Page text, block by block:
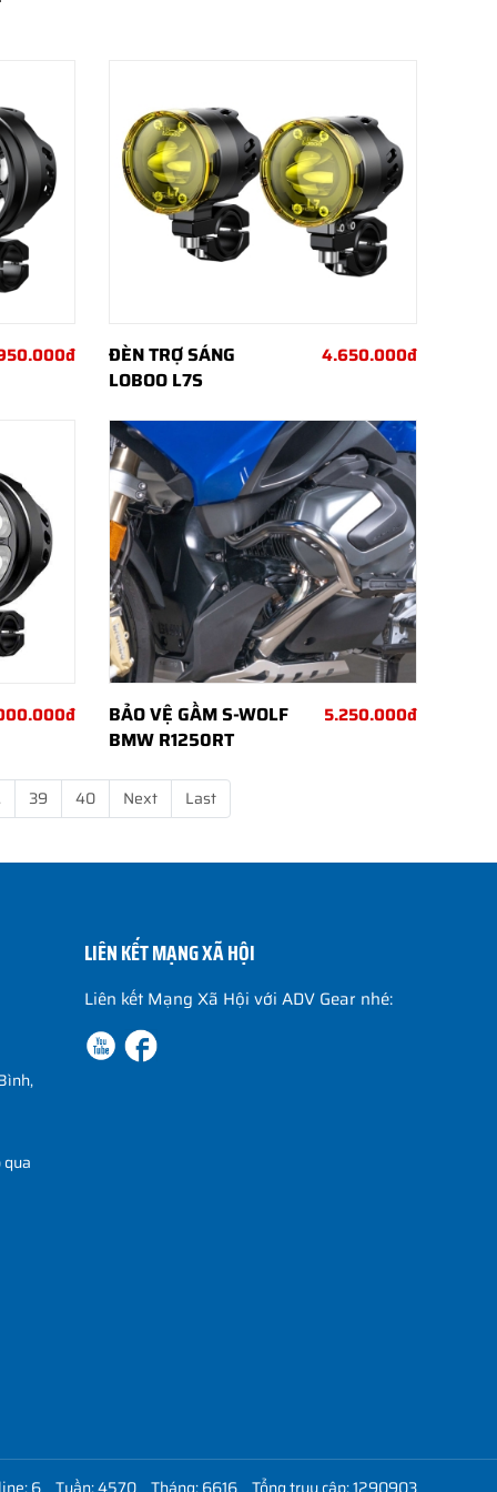
ĐÈN TRỢ SÁNG
LOBOO L7S
4.650.000đ
BẢO VỆ GẦM S-WOLF
BMW R1250RT
5.250.000đ
39 40 Next Last
LIÊN KẾT MẠNG XÃ HỘI
Liên kết Mạng Xã Hội với ADV Gear nhé: